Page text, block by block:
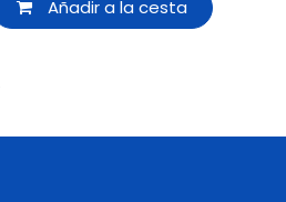
Añadir a la cesta